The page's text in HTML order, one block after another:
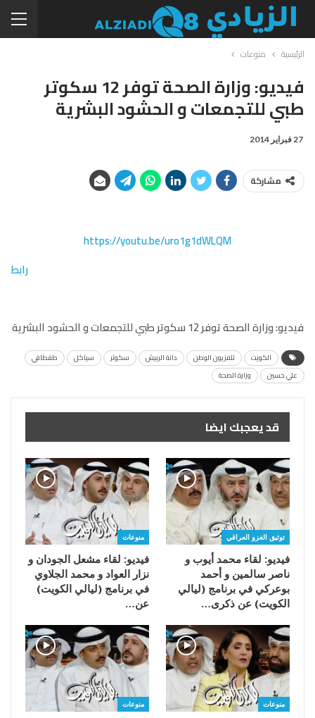
الرئيسية منوعات
فيديو: وزارة الصحة توفر 12 سكوتر
طبي للتجمعات و الحشود البشرية
27 فبراير 2014
مشاركة
https://youtu.be/uro1g1dWLQM
رابط
فيديو: وزارة الصحة توفر 12 سكوتر طبي للتجمعات و الحشود البشرية
الكويت تلفزيون الوطن دانة الربيش سكوتر سياكل
طقطاقي
علي حسين
وزارة الصحة
قد يعجبك ايضا
توثيق الغزو العراقي
فيديو: لقاء محمد أيوب و
ناصر سالمين و أحمد
بوعركي في برنامج (ليالي
الكويت) عن ذكرى…
منوعات
فيديو: لقاء مشعل الجودان و
نزار العواد و محمد الجلاوي
في برنامج (ليالي الكويت)
عن…
منوعات منوعات